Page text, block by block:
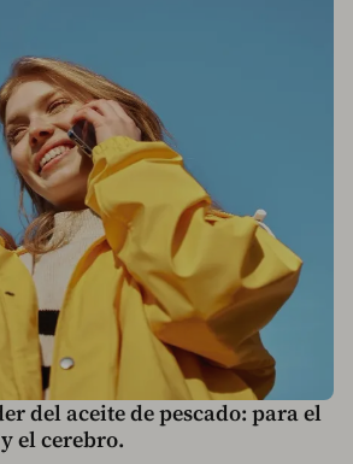
del aceite de pescado: para el
el cerebro.